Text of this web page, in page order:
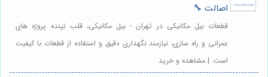
اصالت 🔧
قطعات بیل مکانیکی در تهران - بیل مکانیکی، قلب تپنده پروژه های
عمرانی و راه سازی، نیازمند نگهداری دقیق و استفاده از قطعات با کیفیت
است. | مشاهده و خرید